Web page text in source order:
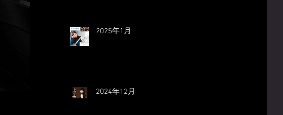
2025年1月
2024年12月